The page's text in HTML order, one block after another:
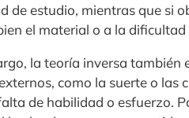
de estudio, mientras que si
el material o a la dificultad
la teoría inversa también
como la suerte o las
de habilidad o esfuerzo.